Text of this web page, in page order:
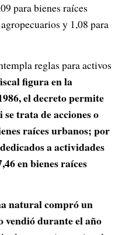
para bienes raíces
y 1,08 para
reglas para activos
figura en la
el decreto permite
trata de acciones o
raíces urbanos; por
a actividades
en bienes raíces
natural compró un
vendió durante el año